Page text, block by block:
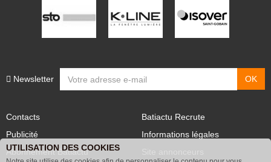
Publicité
UTILISATION DES COOKIES